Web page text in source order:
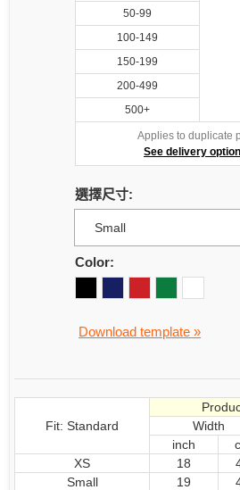
50-99
100-149
150-199
200-499
500+
Applies to duplicate
See delivery
選擇尺寸:
Color:
Download template »
Fit: Standard
Width
inch
XS
18
Small
19